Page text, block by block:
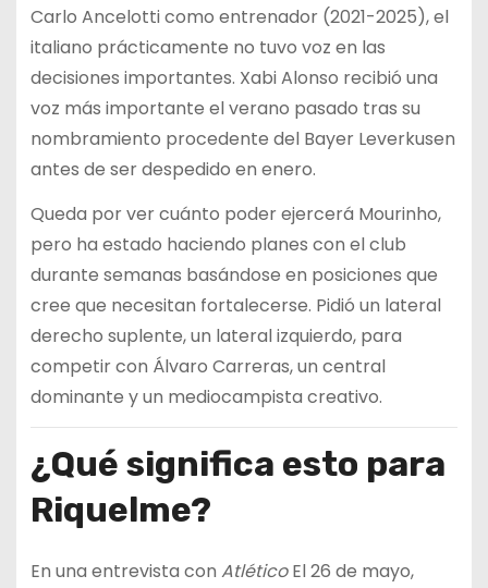
Carlo Ancelotti como entrenador (2021-2025), el
italiano prácticamente no tuvo voz en las
decisiones importantes. Xabi Alonso recibió una
voz más importante el verano pasado tras su
nombramiento procedente del Bayer Leverkusen
antes de ser despedido en enero.
Queda por ver cuánto poder ejercerá Mourinho,
pero ha estado haciendo planes con el club
durante semanas basándose en posiciones que
cree que necesitan fortalecerse. Pidió un lateral
derecho suplente, un lateral izquierdo, para
competir con Álvaro Carreras, un central
dominante y un mediocampista creativo.
¿Qué significa esto para
Riquelme?
En una entrevista con AtléticoEl 26 de mayo,